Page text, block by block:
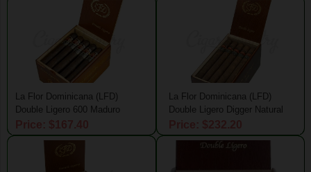
La Flor Dominicana (LFD)
Double Ligero 600 Maduro
La Flor Dominicana (LFD)
Double Ligero Digger Natural